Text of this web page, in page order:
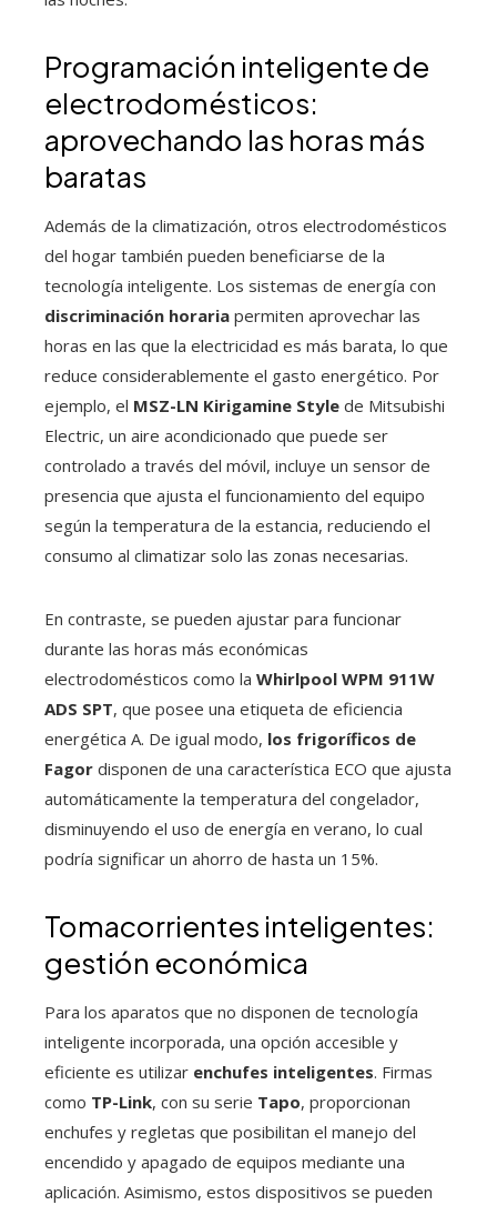
Programación inteligente de
electrodomésticos:
aprovechando las horas más
baratas
Además de la climatización, otros electrodomésticos
del hogar también pueden beneficiarse de la
tecnología inteligente. Los sistemas de energía con
discriminación horaria permiten aprovechar las
horas en las que la electricidad es más barata, lo que
reduce considerablemente el gasto energético. Por
ejemplo, el MSZ-LN Kirigamine Style de Mitsubishi
Electric, un aire acondicionado que puede ser
controlado a través del móvil, incluye un sensor de
presencia que ajusta el funcionamiento del equipo
según la temperatura de la estancia, reduciendo el
consumo al climatizar solo las zonas necesarias.
En contraste, se pueden ajustar para funcionar
durante las horas más económicas
electrodomésticos como la Whirlpool WPM 911W
ADS SPT, que posee una etiqueta de eficiencia
energética A. De igual modo, los frigoríficos de
Fagor disponen de una característica ECO que ajusta
automáticamente la temperatura del congelador,
disminuyendo el uso de energía en verano, lo cual
podría significar un ahorro de hasta un 15%.
Tomacorrientes inteligentes:
gestión económica
Para los aparatos que no disponen de tecnología
inteligente incorporada, una opción accesible y
eficiente es utilizar enchufes inteligentes. Firmas
como TP-Link, con su serie Tapo, proporcionan
enchufes y regletas que posibilitan el manejo del
encendido y apagado de equipos mediante una
aplicación. Asimismo, estos dispositivos se pueden